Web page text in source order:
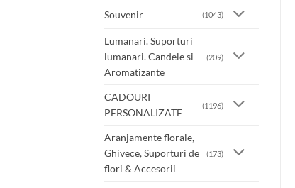
Souvenir (1043)
Lumanari. Suporturi
lumanari. Candele si
Aromatizante
(209)
CADOURI
PERSONALIZATE
(1196)
Aranjamente florale,
Ghivece, Suporturi de
flori & Accesorii
(173)